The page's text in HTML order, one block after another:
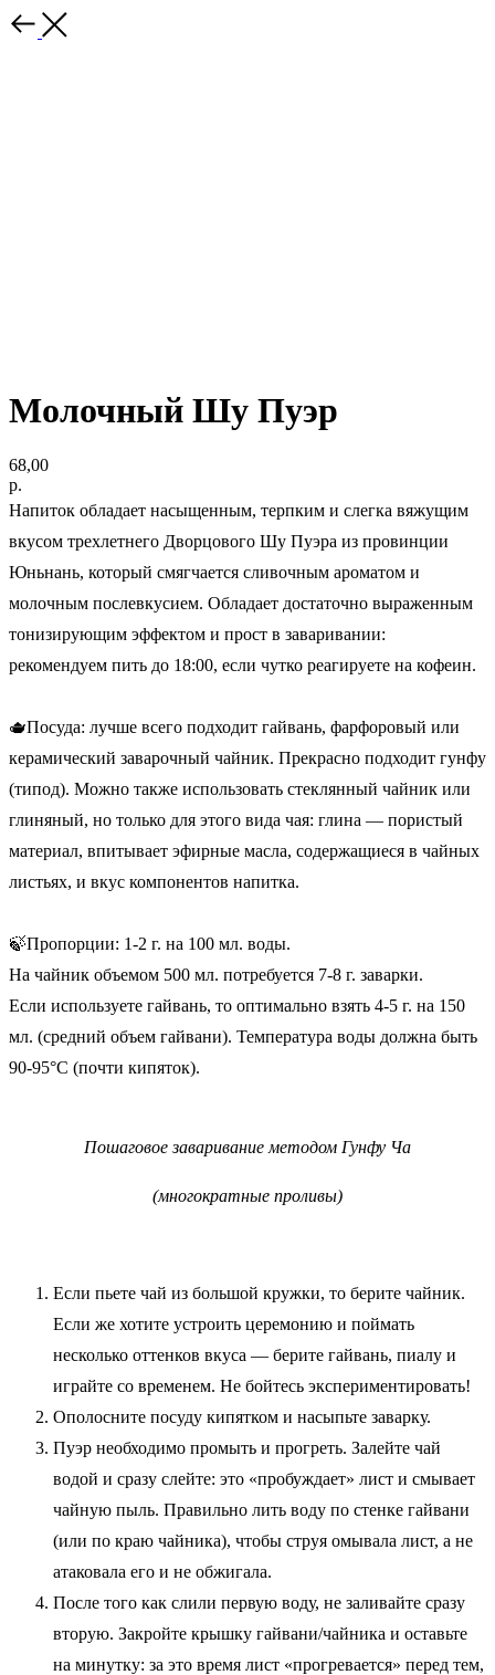
Молочный Шу Пуэр
68,00
р.
Напиток обладает насыщенным, терпким и слегка вяжущим
вкусом трехлетнего Дворцового Шу Пуэра из провинции
Юньнань, который смягчается сливочным ароматом и
молочным послевкусием. Обладает достаточно выраженным
тонизирующим эффектом и прост в заваривании:
рекомендуем пить до 18:00, если чутко реагируете на кофеин.
🫖Посуда: лучше всего подходит гайвань, фарфоровый или
керамический заварочный чайник. Прекрасно подходит гунфу
(типод). Можно также использовать стеклянный чайник или
глиняный, но только для этого вида чая: глина — пористый
материал, впитывает эфирные масла, содержащиеся в чайных
листьях, и вкус компонентов напитка.
🍃Пропорции: 1-2 г. на 100 мл. воды.
На чайник объемом 500 мл. потребуется 7-8 г. заварки.
Если используете гайвань, то оптимально взять 4-5 г. на 150
мл. (средний объем гайвани). Температура воды должна быть
90-95°C (почти кипяток).
Пошаговое заваривание методом Гунфу Ча
(многократные проливы)
Если пьете чай из большой кружки, то берите чайник.
Если же хотите устроить церемонию и поймать
несколько оттенков вкуса — берите гайвань, пиалу и
играйте со временем. Не бойтесь экспериментировать!
Ополосните посуду кипятком и насыпьте заварку.
Пуэр необходимо промыть и прогреть. Залейте чай
водой и сразу слейте: это «пробуждает» лист и смывает
чайную пыль. Правильно лить воду по стенке гайвани
(или по краю чайника), чтобы струя омывала лист, а не
атаковала его и не обжигала.
После того как слили первую воду, не заливайте сразу
вторую. Закройте крышку гайвани/чайника и оставьте
на минутку: за это время лист «прогревается» перед тем,